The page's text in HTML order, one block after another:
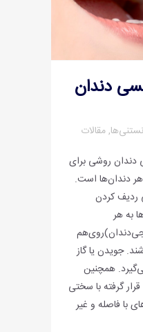
دندان
,مقالات
دندان روشی برای
دندان‌ها است.
ردیف کردن
به هر
جویدن یا گاز
همچنین
گرفته با سختی
با فاصله و غیر